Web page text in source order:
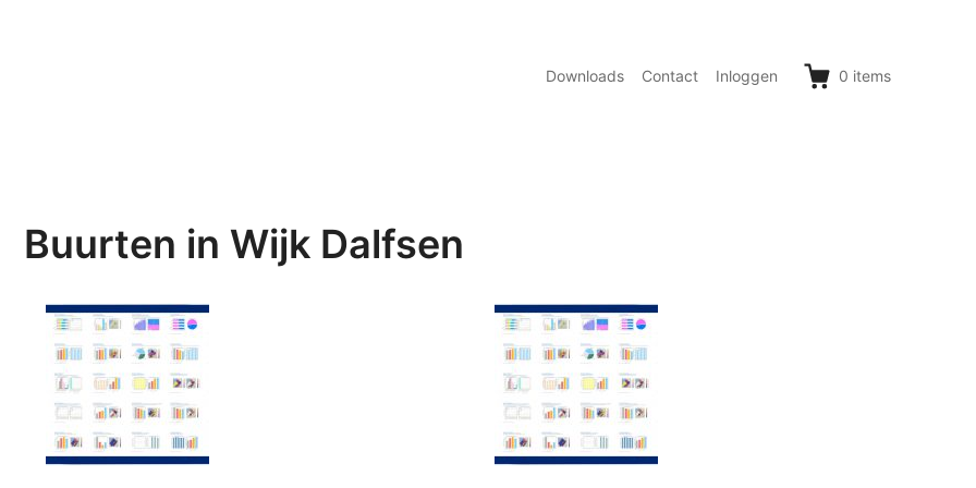
Downloads Contact Inloggen 0 items
Buurten in Wijk Dalfsen